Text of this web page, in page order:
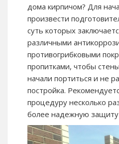
дома кирпичом? Для
произвести
суть которых
различными
противогрибковыми
пропитками, чтобы
начали портиться и не
постройка.
процедуру несколько
более надежную защиту